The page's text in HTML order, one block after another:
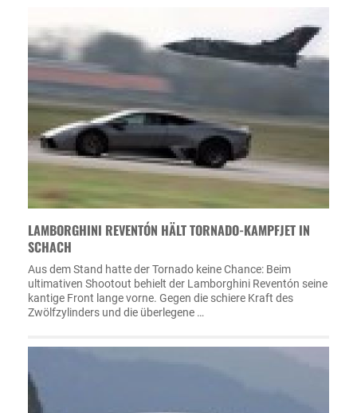
LAMBORGHINI REVENTÓN HÄLT TORNADO-KAMPFJET IN
SCHACH
Aus dem Stand hatte der Tornado keine Chance: Beim
ultimativen Shootout behielt der Lamborghini Reventón seine
kantige Front lange vorne. Gegen die schiere Kraft des
Zwölfzylinders und die überlegene …